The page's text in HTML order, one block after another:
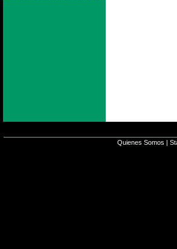
Quienes Somos |